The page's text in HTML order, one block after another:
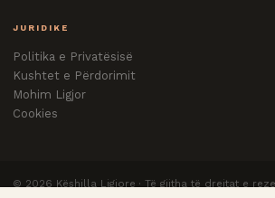
JURIDIKE
Politika e Privatësisë
Kushtet e Përdorimit
Mohim Ligjor
Cookies
© 2026 Këshilla Ligjore · Të gjitha të drejtat e